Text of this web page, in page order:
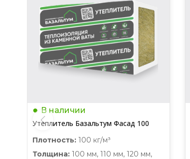
В наличии
Утеплитель Базальтум Фасад 100
Плотность: 100 кг/м³
Толщина: 100 мм, 110 мм, 120 мм,